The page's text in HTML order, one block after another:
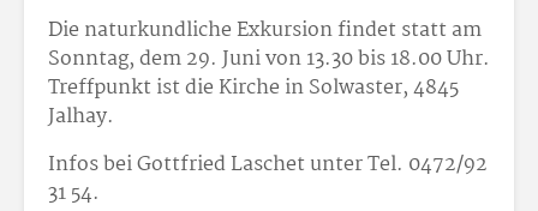
Die naturkundliche Exkursion findet statt am
Sonntag, dem 29. Juni von 13.30 bis 18.00 Uhr.
Treffpunkt ist die Kirche in Solwaster, 4845
Jalhay.
Infos bei Gottfried Laschet unter Tel. 0472/92
31 54.